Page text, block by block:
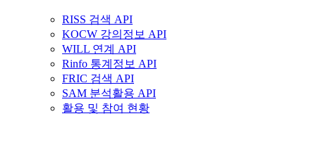
RISS 검색 API
KOCW 강의정보 API
WILL 연계 API
Rinfo 통계정보 API
FRIC 검색 API
SAM 분석활용 API
활용 및 참여 현황